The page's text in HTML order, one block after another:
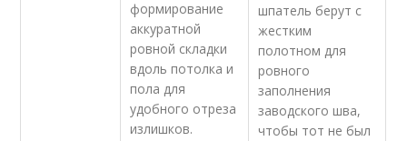
формирование
аккуратной
ровной складки
вдоль потолка и
пола для
удобного отреза
излишков.
шпатель берут с
жестким
полотном для
ровного
заполнения
заводского шва,
чтобы тот не был